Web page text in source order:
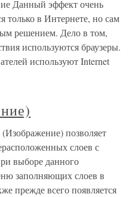
Данный эффект очень
только в Интернете, но сам
решением. Дело в том,
используются браузеры.
используют Internet
позволяет
слоев с
выборе данного
заполняющих слоев в
прежде всего появляется